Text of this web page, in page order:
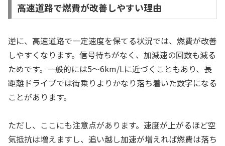
高速道路で燃費が改善しやすい理由
逆に、高速道路で一定速度を保てる状況では、燃費が改善
しやすくなります。信号待ちがなく、加減速の回数も減る
ためです。一般的には5〜6km/Lに近づくこともあり、長
距離ドライブでは街乗りよりかなり落ち着いた数字になる
ことがあります。
ただし、ここにも注意点があります。速度が上がるほど空
気抵抗は増えますし、追い越し加速が増えれば燃費は落ち